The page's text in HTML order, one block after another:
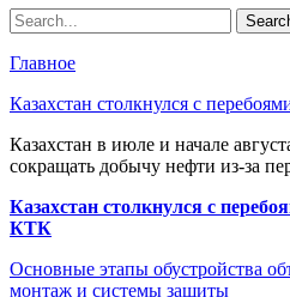
Главное
Казахстан столкнулся с
Казахстан в июле и начале
сокращать добычу нефти из-за
Казахстан столкнулся с
КТК
Основные этапы обустройства
монтаж и системы защиты